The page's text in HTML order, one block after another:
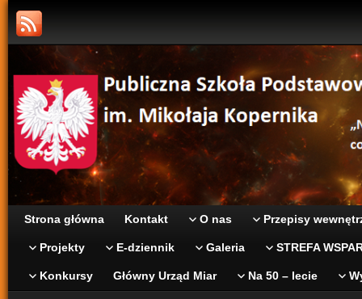
Strona główna Kontakt O nas Przepisy
Projekty E-dziennik Galeria STREFA
Konkursy Główny Urząd Miar Na 50 – lecie